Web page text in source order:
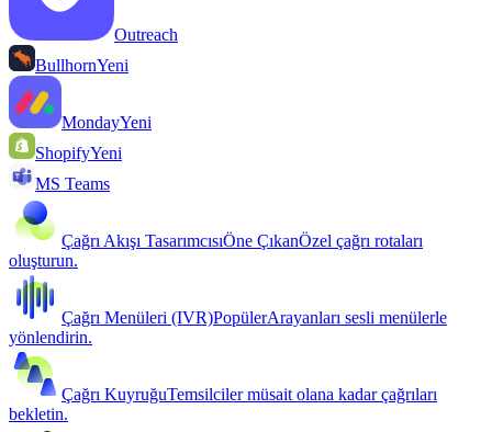
Outreach
BullhornYeni
MondayYeni
ShopifyYeni
MS Teams
Çağrı Akışı TasarımcısıÖne ÇıkanÖzel çağrı rotaları
oluşturun.
Çağrı Menüleri (IVR)PopülerArayanları sesli menülerle
yönlendirin.
Çağrı KuyruğuTemsilciler müsait olana kadar çağrıları
bekletin.